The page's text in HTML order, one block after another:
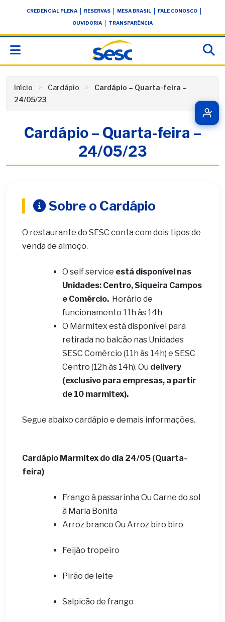
conteúdoCREDENCIAL PLENA RESERVAS MESA BRASIL FALE CONOSCO
OUVIDORIA TRANSPARÊNCIA
Início Cardápio
Cardápio – Quarta-feira –
24/05/23
Cardápio – Quarta-feira –
24/05/23
Sobre o Cardápio
O restaurante do SESC conta com dois tipos de
venda de almoço.
O self service está disponível nas
Unidades: Centro, Siqueira Campos
e Comércio. Horário de
funcionamento 11h às 14h
O Marmitex está disponível para
retirada no balcão nas Unidades
SESC Comércio (11h às 14h) e SESC
Centro (12h às 14h). Ou delivery
(exclusivo para empresas, a partir
de 10 marmitex).
Segue abaixo cardápio e demais informações.
Cardápio Marmitex do dia 24/05 (Quarta-
feira)
Frango à passarinha Ou Carne do sol
à Maria Bonita
Arroz branco Ou Arroz biro biro
Feijão tropeiro
Pirão de leite
Salpicão de frango